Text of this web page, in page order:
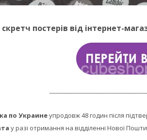
постерів від інтернет-
по Украинеупродовж 48 годин після
у разі отримання на відділенні Нової